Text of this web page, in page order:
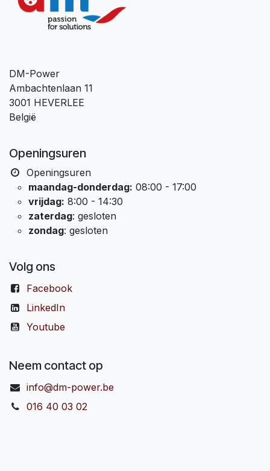
DM-Power
Ambachtenlaan 11
3001 HEVERLEE
België
Openingsuren
Openingsuren
maandag-donderdag: 08:00 - 17:00
vrijdag: 8:00 - 14:30
zaterdag: gesloten
zondag: gesloten
Volg ons
Facebook
LinkedIn
Youtube
Neem contact op
info@dm-power.be
016 40 03 02